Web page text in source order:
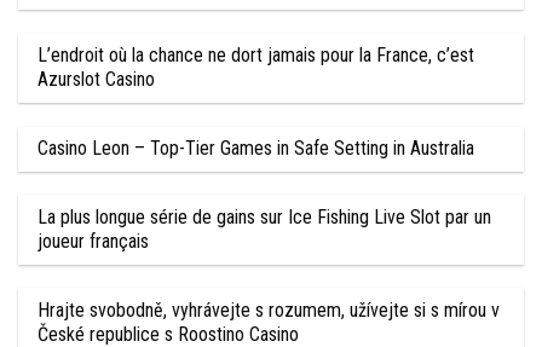
L’endroit où la chance ne dort jamais pour la France, c’est
Azurslot Casino
Casino Leon – Top-Tier Games in Safe Setting in Australia
La plus longue série de gains sur Ice Fishing Live Slot par un
joueur français
Hrajte svobodně, vyhrávejte s rozumem, užívejte si s mírou v
České republice s Roostino Casino